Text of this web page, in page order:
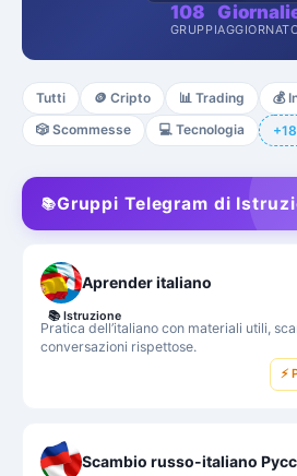
108
GRUPPI
Tutti 🪙 Cripto 📊 Trading 💰
🎲 Scommesse 💻 Tecnologia
📚Gruppi Telegram di
Aprender italiano
Pratica dell’italiano con materiali utili,
conversazioni rispettose.
📚 Istruzione
⚡